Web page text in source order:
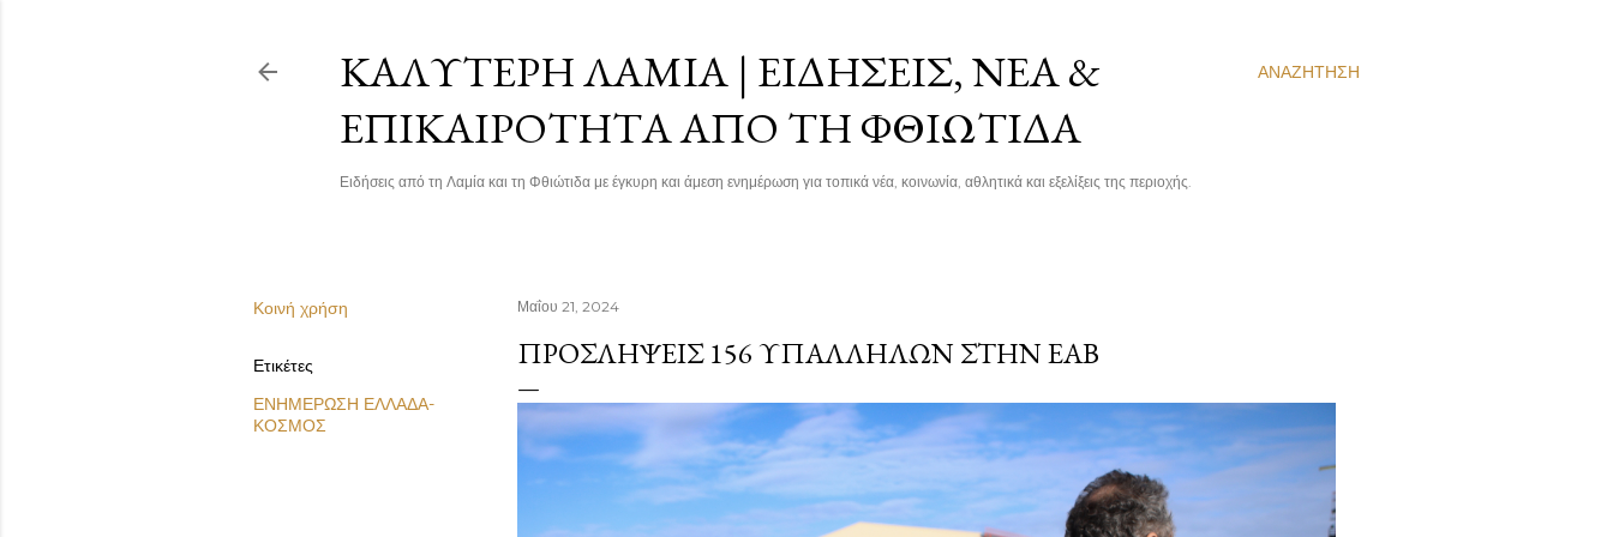
ΑΝΑΖΉΤΗΣΗ
ΚΑΛΎΤΕΡΗ ΛΑΜΊΑ | ΕΙΔΉΣΕΙΣ, ΝΈΑ &
ΕΠΙΚΑΙΡΌΤΗΤΑ ΑΠΌ ΤΗ ΦΘΙΏΤΙΔΑ
Ειδήσεις από τη Λαμία και τη Φθιώτιδα με έγκυρη και άμεση ενημέρωση για τοπικά νέα, κοινωνία, αθλητικά και εξελίξεις της περιοχής.
Κοινή χρήση
Ετικέτες
ΕΝΗΜΕΡΩΣΗ ΕΛΛΑΔΑ-
ΚΟΣΜΟΣ
Μαΐου 21, 2024
ΠΡΟΣΛΉΨΕΙΣ 156 ΥΠΑΛΛΉΛΩΝ ΣΤΗΝ ΕΑΒ